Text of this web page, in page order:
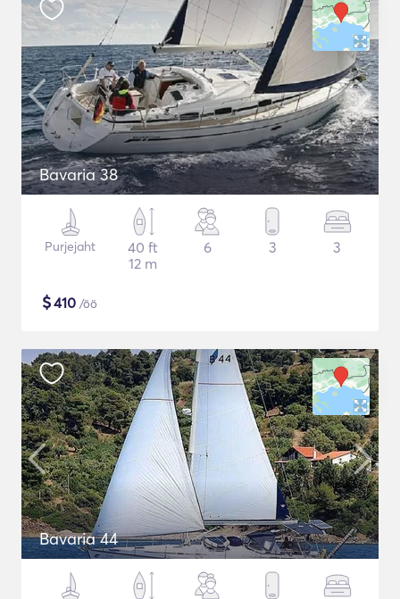
Bavaria 38
Purjejaht
40 ft
12 m
6 3 3
$410 /öö
Bavaria 44